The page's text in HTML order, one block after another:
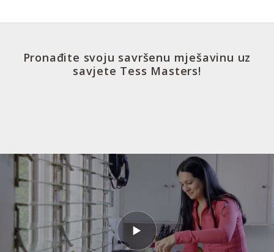
Pronađite svoju savršenu mješavinu uz
savjete Tess Masters!